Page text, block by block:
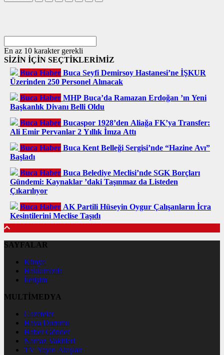
En az 10 karakter gerekli
SİZİN İÇİN SEÇTİKLERİMİZ
Buca Haber Buca Seyfi Demirsoy Hastanesi’ne İŞKUR
Üzerinden 250 Personel Alınacak
Buca Haber MHP Buca’da Ramazan Erdoğan ’ın Yeni
Başkanlık Divanı Belli Oldu
Buca Haber Bucaspor 1928’den Aliağa FK’ya Transfer:
Ali Emir Pervanlar 2 Yıllık İmza Attı
Buca Haber Buca Kent Belleği Sergisi’nde “Hazine Avı”
Başladı
Buca Haber Buca Belediye Meclisi’nde SGK Borçları
Gündemi: Kaynaklar ’daki Taşınmaz da Listeden
Çıkarılıyor
Buca Haber AK Partili Hüseyin Oygur Çalışanların İcra
Kesintilerini Meclise Taşıdı
SAYFALAR
Künye
Hakkımızda
İletişim
MULTİMEDYA
Gazeteler
Hava Durumu
Haber Gönder
Namaz Vakitleri
TV Yayın Akışları